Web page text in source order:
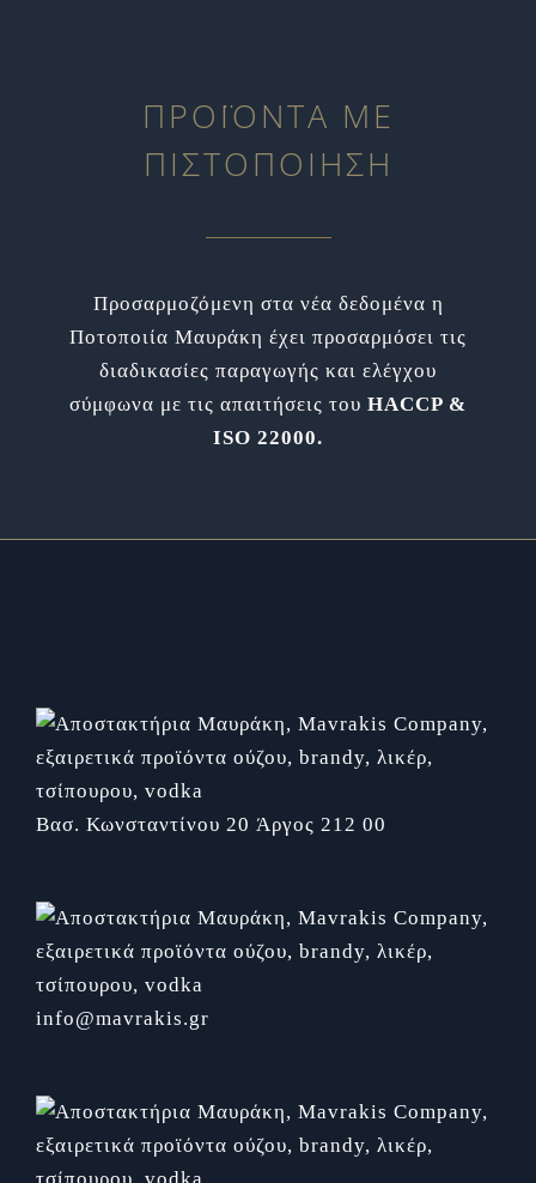
ΠΡΟΪΟΝΤΑ ΜΕ
ΠΙΣΤΟΠΟΙΗΣΗ
Προσαρμοζόμενη στα νέα δεδομένα η
Ποτοποιία Μαυράκη έχει προσαρμόσει τις
διαδικασίες παραγωγής και ελέγχου
σύμφωνα με τις απαιτήσεις του HACCP &
ISO 22000.
Βασ. Κωνσταντίνου 20 Άργος 212 00
info@mavrakis.gr